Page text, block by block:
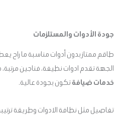
جودة الأدوات والمستلزمات
طاقم ممتاز بدون أدوات مناسبة ما راح
الجهة تقدم ادوات نظيفة، فناجين
خدمات ضيافةتكون بجودة عالية.
تفاصيل مثل نظافة الادوات وطريقة